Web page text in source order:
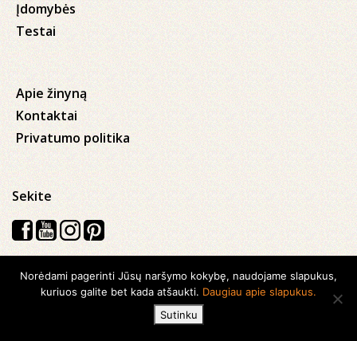
Įdomybės
Testai
Apie žinyną
Kontaktai
Privatumo politika
Sekite
Visos teisės saugomos © 2026 Kauno apskrities viešoji Ąžuolyno
biblioteka
Norėdami pagerinti Jūsų naršymo kokybę, naudojame slapukus,
kuriuos galite bet kada atšaukti. Daugiau apie slapukus.
Sutinku